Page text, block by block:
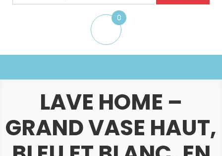
0
item
LAVE HOME –
GRAND VASE HAUT,